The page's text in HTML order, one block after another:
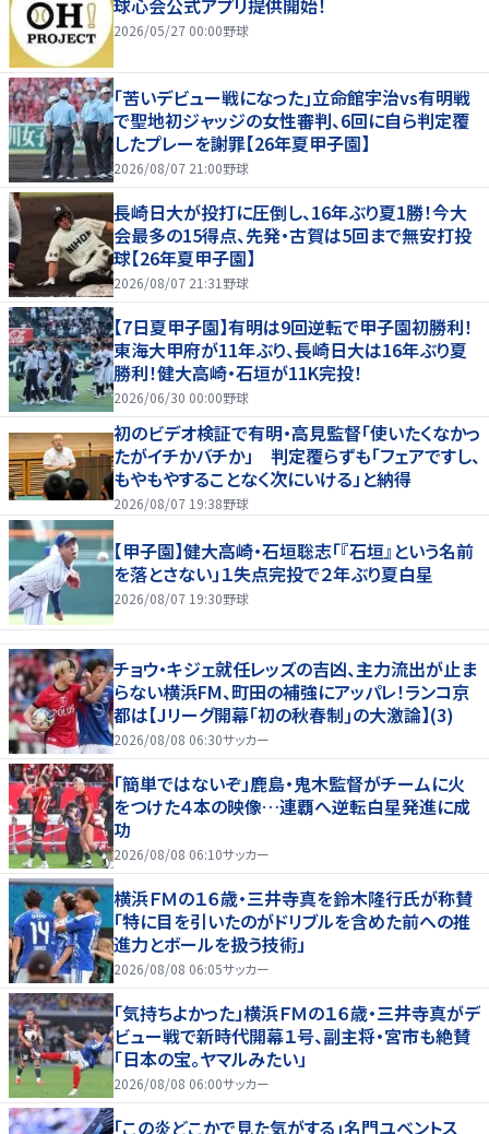
球心会公式アプリ提供開始！
2026/05/27 00:00野球
｢苦いデビュー戦になった｣立命館宇治vs有明戦
で聖地初ジャッジの女性審判、6回に自ら判定覆
したプレーを謝罪【26年夏甲子園】
2026/08/07 21:00野球
長崎日大が投打に圧倒し、16年ぶり夏1勝！今大
会最多の15得点、先発・古賀は5回まで無安打投
球【26年夏甲子園】
2026/08/07 21:31 野球
【7日夏甲子園】有明は9回逆転で甲子園初勝利！
東海大甲府が11年ぶり、長崎日大は16年ぶり夏
勝利！健大高崎・石垣が11K完投！
2026/06/30 00:00野球
初のビデオ検証で有明・高見監督「使いたくなかっ
たがイチかバチか」 判定覆らずも「フェアですし、
もやもやすることなく次にいける」と納得
2026/08/07 19:38野球
【甲子園】健大高崎・石垣聡志「『石垣』という名前
を落とさない」１失点完投で２年ぶり夏白星
2026/08/07 19:30野球
チョウ・キジェ就任レッズの吉凶、主力流出が止ま
らない横浜FM、町田の補強にアッパレ！ランコ京
都は【Jリーグ開幕｢初の秋春制｣の大激論】(3)
2026/08/08 06:30サッカー
「簡単ではないぞ」鹿島・鬼木監督がチームに火
をつけた４本の映像…連覇へ逆転白星発進に成
功
2026/08/08 06:10サッカー
横浜ＦＭの１６歳・三井寺真を鈴木隆行氏が称賛
「特に目を引いたのがドリブルを含めた前への推
進力とボールを扱う技術」
2026/08/08 06:05サッカー
「気持ちよかった」横浜ＦＭの１６歳・三井寺真がデ
ビュー戦で新時代開幕１号、副主将・宮市も絶賛
「日本の宝。ヤマルみたい」
2026/08/08 06:00サッカー
｢この炎どこかで見た気がする｣名門ユベントス